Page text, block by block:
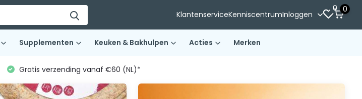
KlantenserviceKenniscentrumInloggen
0 0
Supplementen Keuken & Bakhulpen Acties Merken
Gratis verzending vanaf €60 (NL)*